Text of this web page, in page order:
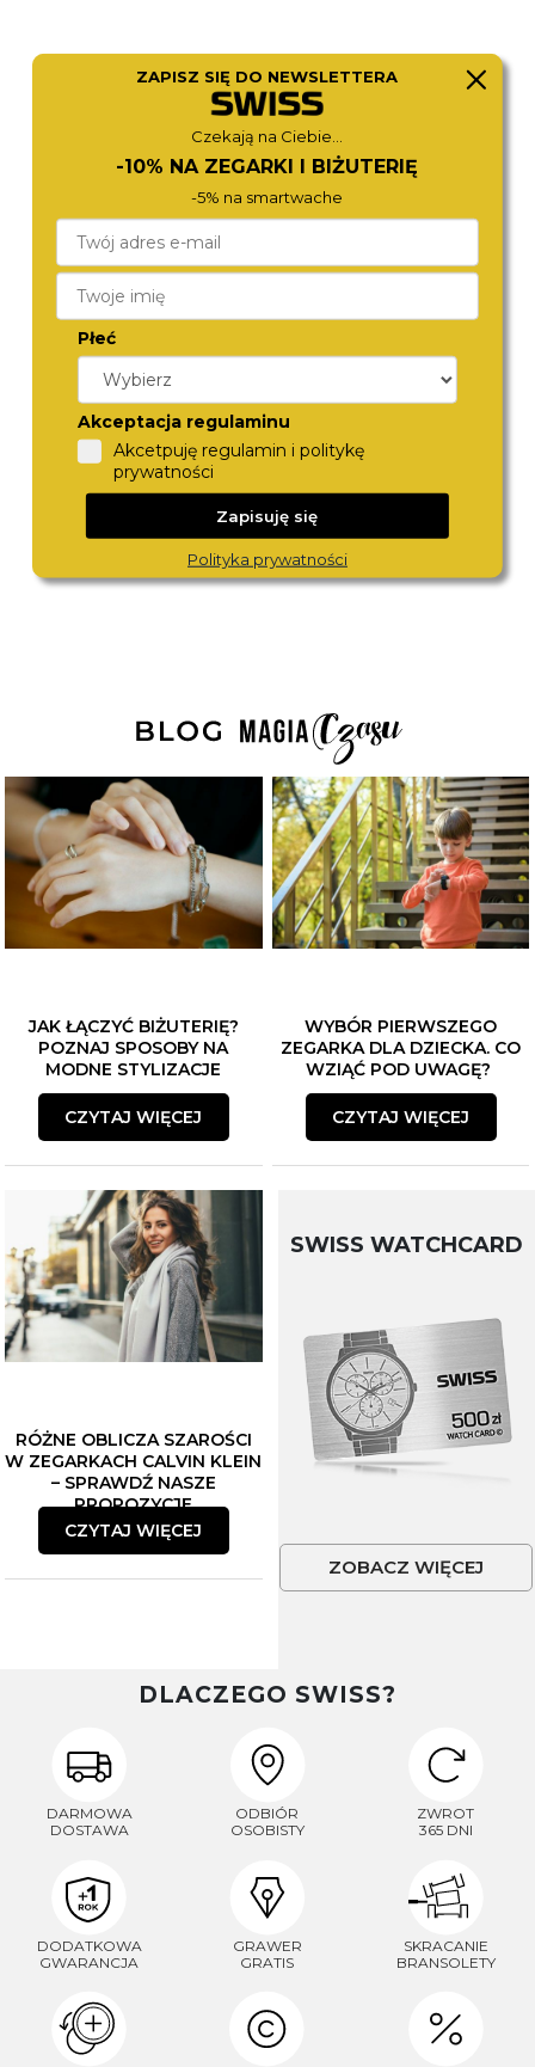
ARMANI EXCHANGE
AX2520 GD-010-1A1ER
499,-
499,- 549,-
JAK ŁĄCZYĆ BIŻUTERIĘ?
POZNAJ SPOSOBY NA
MODNE STYLIZACJE
CZYTAJ WIĘCEJ
WYBÓR PIERWSZEGO
ZEGARKA DLA DZIECKA. CO
WZIĄĆ POD UWAGĘ?
CZYTAJ WIĘCEJ
RÓŻNE OBLICZA SZAROŚCI
W ZEGARKACH CALVIN KLEIN
– SPRAWDŹ NASZE
PROPOZYCJE
CZYTAJ WIĘCEJ
SWISS WATCHCARD
ZOBACZ WIĘCEJ
DLACZEGO SWISS?
DARMOWA
DOSTAWA
ODBIÓR
OSOBISTY
ZWROT
365 DNI
DODATKOWA
GWARANCJA
GRAWER
GRATIS
SKRACANIE
BRANSOLETY
ZAPISZ SIĘ DO NEWSLETTERA
Czekają na Ciebie...
-10% NA ZEGARKI I BIŻUTERIĘ
-5% na smartwache
Płeć
Akceptacja regulaminu
Akcetpuję regulamin i politykę
prywatności
Zapisuję się
Polityka prywatności